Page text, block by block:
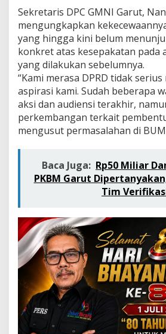
u
k
P
a
n
s
u
s
B
M
D
Sekretaris DPC GMNI Garut,
mengungkapkan
yang hingga kini belum
konkret atas kesepakatan pada
yang dilakukan sebelumnya.
“Kami merasa DPRD tidak
aspirasi kami. Sudah beberapa
aksi dan audiensi terakhir,
perkembangan terkait
mengusut permasalahan di
Baca Juga: Rp50 Miliar
PKBM Garut
Tim